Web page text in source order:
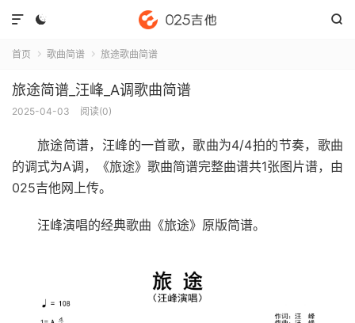
 

首页  歌曲简谱  旅途歌曲简谱
旅途简谱_汪峰_A调歌曲简谱
2025-04-03 阅读(0)
旅途简谱，汪峰的一首歌，歌曲为4/4拍的节奏，歌曲
的调式为A调，《旅途》歌曲简谱完整曲谱共1张图片谱，由
025吉他网上传。
汪峰演唱的经典歌曲《旅途》原版简谱。